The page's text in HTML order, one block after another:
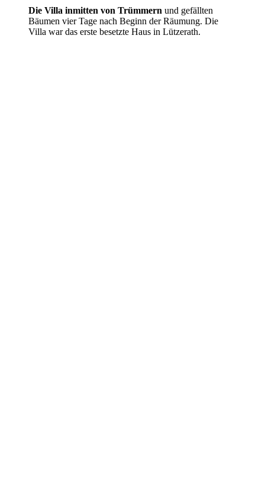
Die Villa inmitten von Trümmern und gefällten
Bäumen vier Tage nach Beginn der Räumung. Die
Villa war das erste besetzte Haus in Lützerath.